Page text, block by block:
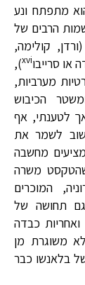
מתפתח ונע
הרבים של
קולימה,
או סרייבוxvi
),
מערביות,
הכיבוש
אך לטענתי, אף
לשמר את
מחשבה
שהטקסט משרה
המוכרים
תחושה של
כבדה
משוגרת מן
בלאנשו כבר